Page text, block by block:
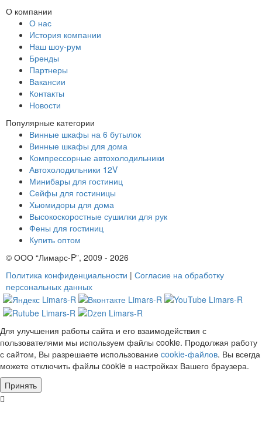
О компании
О нас
История компании
Наш шоу-рум
Бренды
Партнеры
Вакансии
Контакты
Новости
Популярные категории
Винные шкафы на 6 бутылок
Винные шкафы для дома
Компрессорные автохолодильники
Автохолодильники 12V
Минибары для гостиниц
Сейфы для гостиницы
Хьюмидоры для дома
Высокоскоростные сушилки для рук
Фены для гостиниц
Купить оптом
© ООО “Лимарс-P”, 2009 - 2026
Политика конфиденциальности | Согласие на обработку
персональных данных
Для улучшения работы сайта и его взаимодействия с
пользователями мы используем файлы cookie. Продолжая работу
с сайтом, Вы разрешаете использование cookie-файлов. Вы всегда
можете отключить файлы cookie в настройках Вашего браузера.
Принять